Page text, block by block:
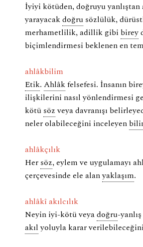
İyiyi kötüden, doğruyu yanlıştan
yarayacakdoğrusözlülük,
merhametlilik, adillik gibi birey
biçimlendirmesi beklenen en
ahlâkbilim
Etik. Ahlâkfelsefesi. İnsanın
ilişkilerini nasıl yönlendirmesi
kötü sözveya davranışı
neler olabileceğini inceleyen
ahlâkçılık
Her söz, eylem ve uygulamayı
çerçevesinde ele alanyaklaşım.
ahlâkî akılcılık
Neyin iyi-kötü veyadoğru-
akılyoluyla karar